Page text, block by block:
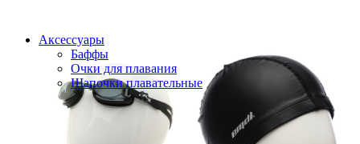
Аксессуары
Баффы
Очки для плавания
Шапочки плавательные